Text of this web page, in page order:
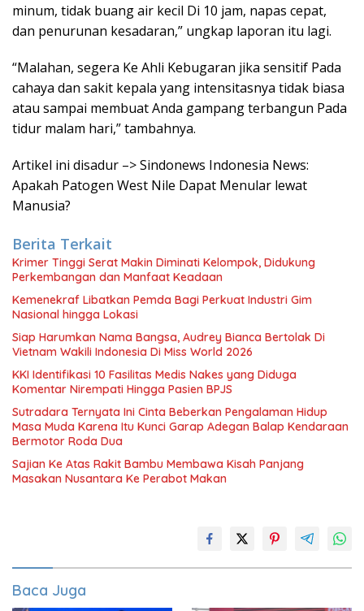
minum, tidak buang air kecil Di 10 jam, napas cepat,
dan penurunan kesadaran,” ungkap laporan itu lagi.
“Malahan, segera Ke Ahli Kebugaran jika sensitif Pada
cahaya dan sakit kepala yang intensitasnya tidak biasa
atau sampai membuat Anda gampang terbangun Pada
tidur malam hari,” tambahnya.
Artikel ini disadur –> Sindonews Indonesia News:
Apakah Patogen West Nile Dapat Menular lewat
Manusia?
Berita Terkait
Krimer Tinggi Serat Makin Diminati Kelompok, Didukung
Perkembangan dan Manfaat Keadaan
Kemenekraf Libatkan Pemda Bagi Perkuat Industri Gim
Nasional hingga Lokasi
Siap Harumkan Nama Bangsa, Audrey Bianca Bertolak Di
Vietnam Wakili Indonesia Di Miss World 2026
KKI Identifikasi 10 Fasilitas Medis Nakes yang Diduga
Komentar Nirempati Hingga Pasien BPJS
Sutradara Ternyata Ini Cinta Beberkan Pengalaman Hidup
Masa Muda Karena Itu Kunci Garap Adegan Balap Kendaraan
Bermotor Roda Dua
Sajian Ke Atas Rakit Bambu Membawa Kisah Panjang
Masakan Nusantara Ke Perabot Makan
Baca Juga